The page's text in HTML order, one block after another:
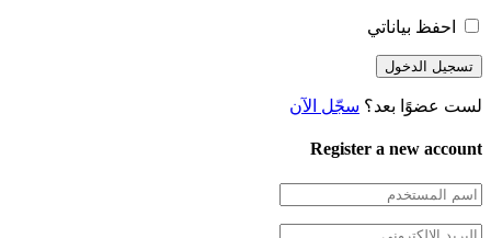
احفظ بياناتي
لست عضوًا بعد؟ سجّل الآن
Register a new account